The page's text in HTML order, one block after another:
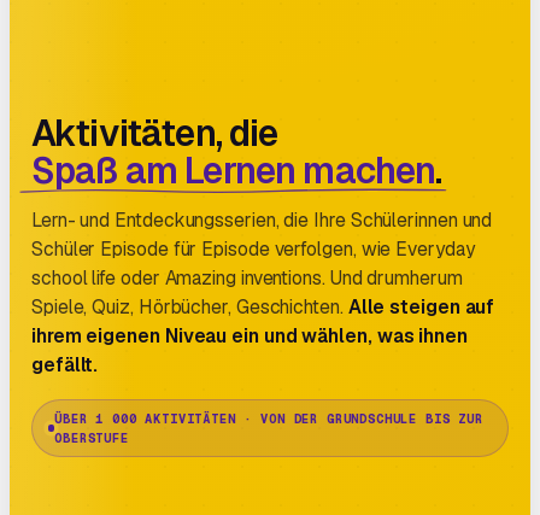
Aktivitäten, die
Spaß am Lernen machen.
Lern- und Entdeckungsserien, die Ihre Schülerinnen und
Schüler Episode für Episode verfolgen, wie Everyday
school life oder Amazing inventions. Und drumherum
Spiele, Quiz, Hörbücher, Geschichten. Alle steigen auf
ihrem eigenen Niveau ein und wählen, was ihnen
gefällt.
ÜBER 1 000 AKTIVITÄTEN · VON DER GRUNDSCHULE BIS ZUR
OBERSTUFE